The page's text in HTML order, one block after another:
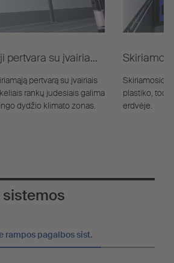
pertvara su įvairia
pertvarą su įvairiais
rankų judesiais galima
dydžio klimato zonas.
Skiriamosios
plastiko,
erdvėje.
rampos pagalbos sist.